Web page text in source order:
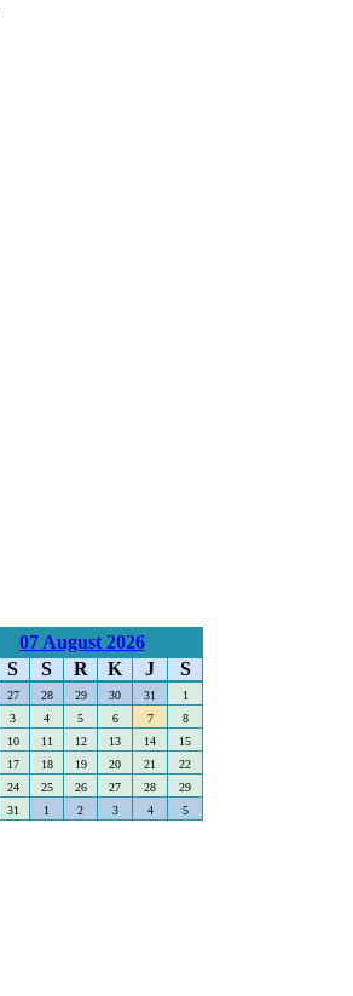
07 August 2026
S S R K J S
27 28 29 30 31
1
3 4 5 6 7
8
10 11 12 13 14
15
17 18 19 20 21
22
24 25 26 27 28
29
31 1 2 3 4 5